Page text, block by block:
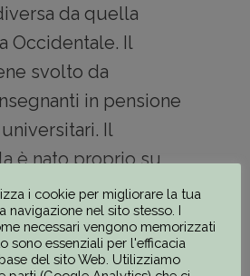
da quella
Occidentale. Il
svolto da
in pensione
Il
è nato proprio su
delle numerose
a Fucecchio ,
Associazione “
i cookie per migliorare la tua
navigazione nel sito stesso. I
necessari vengono memorizzati
sono essenziali per l'efficacia
del sito Web. Utilizziamo